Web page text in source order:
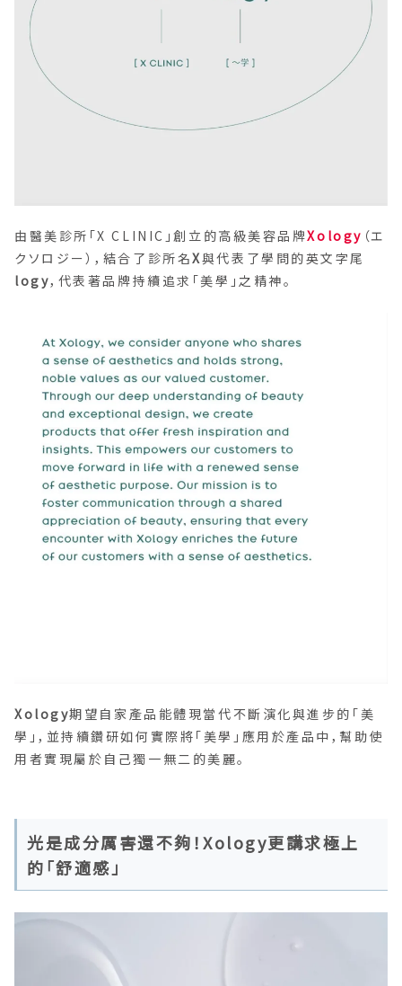
由醫美診所「X CLINIC」創立的高級美容品牌Xology （エ
クソロジー），結合了診所名X與代表了學問的英文字尾
logy，代表著品牌持續追求「美學」之精神。
Xology期望自家產品能體現當代不斷演化與進步的「美
學」，並持續鑽研如何實際將「美學」應用於產品中，幫助使
用者實現屬於自己獨一無二的美麗。
光是成分厲害還不夠！Xology更講求極上
的「舒適感」